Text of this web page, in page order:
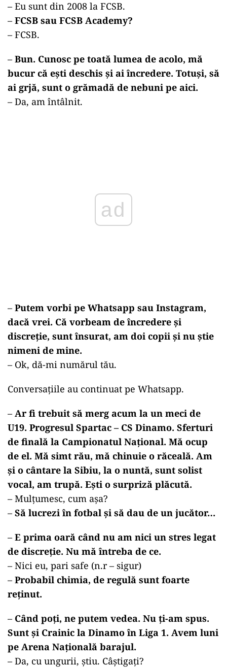
– Eu sunt din 2008 la FCSB.
– FCSB sau FCSB Academy?
– FCSB.
– Bun. Cunosc pe toată lumea de acolo, mă
bucur că ești deschis și ai încredere. Totuși, să
ai grjă, sunt o grămadă de nebuni pe aici.
– Da, am întâlnit.
ad
– Putem vorbi pe Whatsapp sau Instagram,
dacă vrei. Că vorbeam de încredere și
discreție, sunt însurat, am doi copii și nu știe
nimeni de mine.
– Ok, dă-mi numărul tău.
Conversațiile au continuat pe Whatsapp.
– Ar fi trebuit să merg acum la un meci de
U19. Progresul Spartac – CS Dinamo. Sferturi
de finală la Campionatul Național. Mă ocup
de el. Mă simt rău, mă chinuie o răceală. Am
și o cântare la Sibiu, la o nuntă, sunt solist
vocal, am trupă. Ești o surpriză plăcută.
– Mulțumesc, cum așa?
– Să lucrezi în fotbal și să dau de un jucător…
– E prima oară când nu am nici un stres legat
de discreție. Nu mă întreba de ce.
– Nici eu, pari safe (n.r – sigur)
– Probabil chimia, de regulă sunt foarte
reținut.
– Când poți, ne putem vedea. Nu ți-am spus.
Sunt și Crainic la Dinamo în Liga 1. Avem luni
pe Arena Națională barajul.
– Da, cu ungurii, știu. Câștigați?